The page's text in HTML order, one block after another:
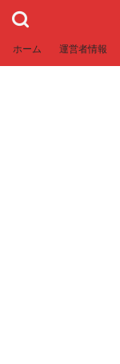
ホーム 運営者情報